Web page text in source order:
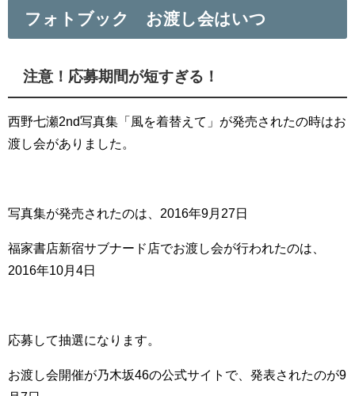
フォトブック お渡し会はいつ
注意！応募期間が短すぎる！
西野七瀬2nd写真集「風を着替えて」が発売されたの時はお
渡し会がありました。
写真集が発売されたのは、2016年9月27日
福家書店新宿サブナード店でお渡し会が行われたのは、
2016年10月4日
応募して抽選になります。
お渡し会開催が乃木坂46の公式サイトで、発表されたのが9